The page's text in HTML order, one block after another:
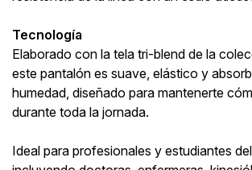
Tecnología
Elaborado con la tela tri-blend de la
este pantalón es suave, elástico y
humedad, diseñado para mantenerte
durante toda la jornada.
Ideal para profesionales y estudiantes